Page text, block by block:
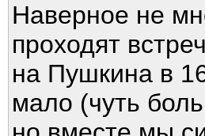
Наверное не
проходят
на Пушкина в
мало (чуть